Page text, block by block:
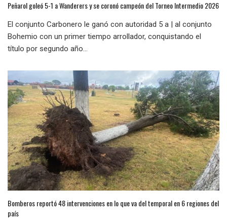
Peñarol goleó 5-1 a Wanderers y se coronó campeón del Torneo Intermedio 2026
El conjunto Carbonero le ganó con autoridad 5 a | al conjunto
Bohemio con un primer tiempo arrollador, conquistando el
título por segundo año...
Bomberos reportó 48 intervenciones en lo que va del temporal en 6 regiones del
país